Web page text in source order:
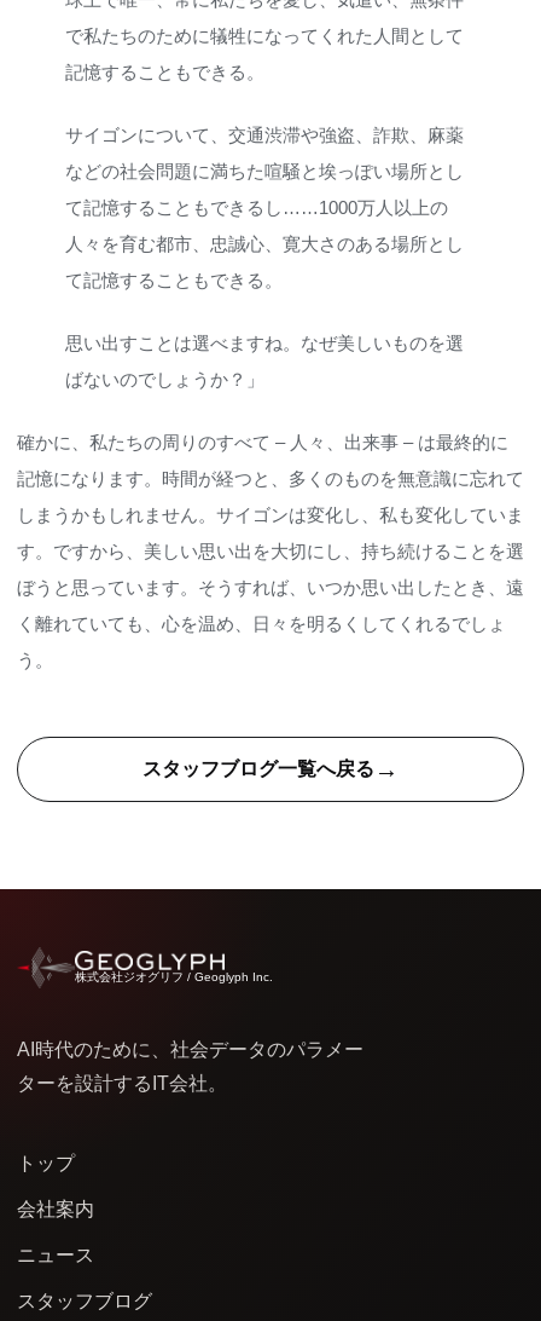
で私たちのために犠牲になってくれた人間として
記憶することもできる。
サイゴンについて、交通渋滞や強盗、詐欺、麻薬
などの社会問題に満ちた喧騒と埃っぽい場所とし
て記憶することもできるし……1000万人以上の
人々を育む都市、忠誠心、寛大さのある場所とし
て記憶することもできる。
思い出すことは選べますね。なぜ美しいものを選
ばないのでしょうか？」
確かに、私たちの周りのすべて – 人々、出来事 – は最終的に
記憶になります。時間が経つと、多くのものを無意識に忘れて
しまうかもしれません。サイゴンは変化し、私も変化していま
す。ですから、美しい思い出を大切にし、持ち続けることを選
ぼうと思っています。そうすれば、いつか思い出したとき、遠
く離れていても、心を温め、日々を明るくしてくれるでしょ
う。
スタッフブログ一覧へ戻る →
株式会社ジオグリフ / Geoglyph Inc.
AI時代のために、社会データのパラメー
ターを設計するIT会社。
トップ
会社案内
ニュース
スタッフブログ